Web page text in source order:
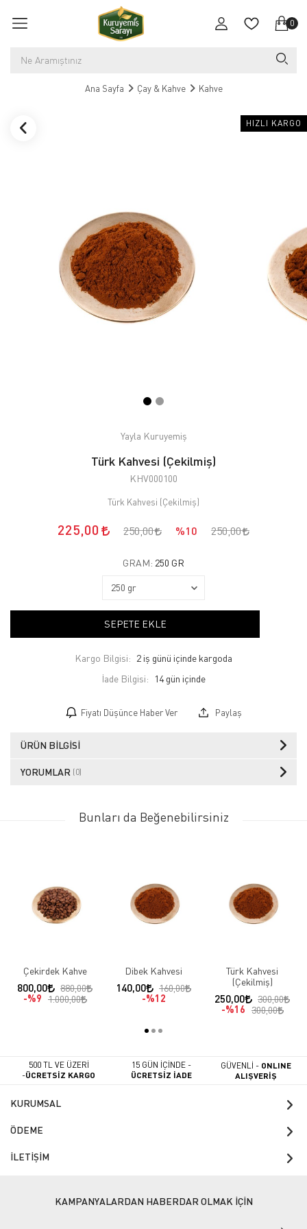
0
Ana Sayfa Çay & Kahve Kahve
HIZLI KARGO
Yayla Kuruyemiş
Türk Kahvesi (Çekilmiş)
KHV000100
Türk Kahvesi (Çekilmiş)
225,00 250,00 %10 250,00
GRAM: 250 GR
SEPETE EKLE
Kargo Bilgisi: 2 iş günü içinde kargoda
İade Bilgisi:
Fiyatı Düşünce Haber Ver Paylaş
ÜRÜN BILGISI
YORUMLAR (0)
Bunları da Beğenebilirsiniz
Çekirdek Kahve
800,00
880,00
%9 1.000,00
Dibek Kahvesi
140,00
160,00
%12
Türk Kahvesi
(Çekilmiş)
250,00
300,00
%16 300,00
500 TL VE ÜZERİ
-ÜCRETSİZ KARGO
15 GÜN İÇİNDE -
ÜCRETSİZ İADE
GÜVENLİ - ONLINE
ALIŞVERİŞ
KURUMSAL
ÖDEME
İLETİŞİM
KAMPANYALARDAN HABERDAR OLMAK İÇİN